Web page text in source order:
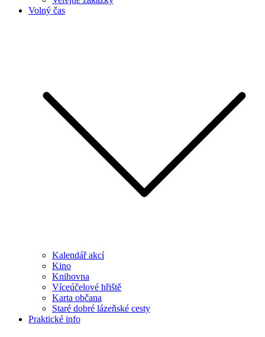
Volný čas
Kalendář akcí
Kino
Knihovna
Víceúčelové hřiště
Karta občana
Staré dobré lázeňské cesty
Praktické info